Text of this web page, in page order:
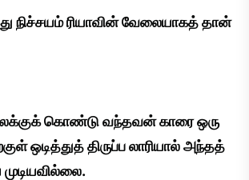
நிச்சயம் ரியாவின் வேலையாகத் தான்
கொண்டு வந்தவன் காரை ஒரு
ஒடித்துத் திருப்ப லாரியால் அந்தத்